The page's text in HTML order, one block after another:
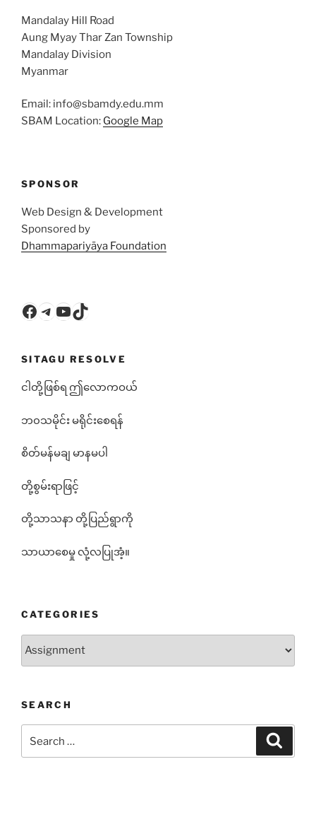
Mandalay Hill Road
Aung Myay Thar Zan Township
Mandalay Division
Myanmar
Email: info@sbamdy.edu.mm
SBAM Location: Google Map
SPONSOR
Web Design & Development
Sponsored by
Dhammapariyāya Foundation
Facebook
Telegram
YouTube
TikTok
SITAGU RESOLVE
ငါတို့ဖြစ်ရ ဤလောကဝယ်
ဘ၀သမိုင်း မရိုင်းစေရန်
စိတ်မန်မချ မာနမပါ
တို့စွမ်းရာဖြင့်
တို့သာသနာ တို့ပြည်ရွာကို
သာယာစေမှု လုံ့လပြုအံ့။
CATEGORIES
SEARCH
for: